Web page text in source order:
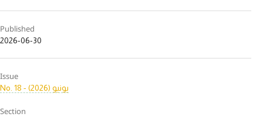
Published
2026-06-30
Issue
No. 18 - يونيو (2026)
Section